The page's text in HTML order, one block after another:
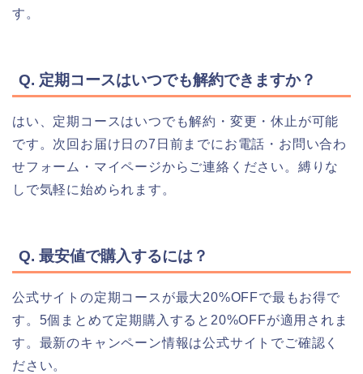
す。
Q. 定期コースはいつでも解約できますか？
はい、定期コースはいつでも解約・変更・休止が可能
です。次回お届け日の7日前までにお電話・お問い合わ
せフォーム・マイページからご連絡ください。縛りな
しで気軽に始められます。
Q. 最安値で購入するには？
公式サイトの定期コースが最大20%OFFで最もお得で
す。5個まとめて定期購入すると20%OFFが適用されま
す。最新のキャンペーン情報は公式サイトでご確認く
ださい。